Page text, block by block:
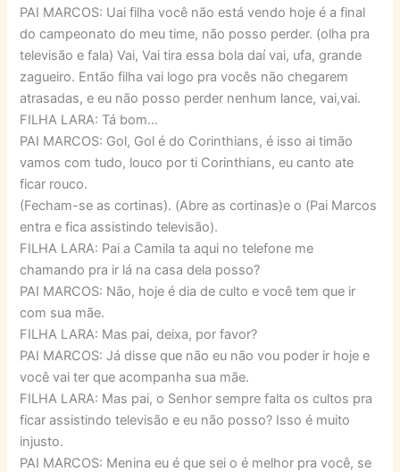
PAI MARCOS: Uai filha você não está vendo hoje é a final
do campeonato do meu time, não posso perder. (olha pra
televisão e fala) Vai, Vai tira essa bola daí vai, ufa, grande
zagueiro. Então filha vai logo pra vocês não chegarem
atrasadas, e eu não posso perder nenhum lance, vai,vai.
FILHA LARA: Tá bom…
PAI MARCOS: Gol, Gol é do Corinthians, é isso ai timão
vamos com tudo, louco por ti Corinthians, eu canto ate
ficar rouco.
(Fecham-se as cortinas). (Abre as cortinas)e o (Pai Marcos
entra e fica assistindo televisão).
FILHA LARA: Pai a Camila ta aqui no telefone me
chamando pra ir lá na casa dela posso?
PAI MARCOS: Não, hoje é dia de culto e você tem que ir
com sua mãe.
FILHA LARA: Mas pai, deixa, por favor?
PAI MARCOS: Já disse que não eu não vou poder ir hoje e
você vai ter que acompanha sua mãe.
FILHA LARA: Mas pai, o Senhor sempre falta os cultos pra
ficar assistindo televisão e eu não posso? Isso é muito
injusto.
PAI MARCOS: Menina eu é que sei o é melhor pra você, se